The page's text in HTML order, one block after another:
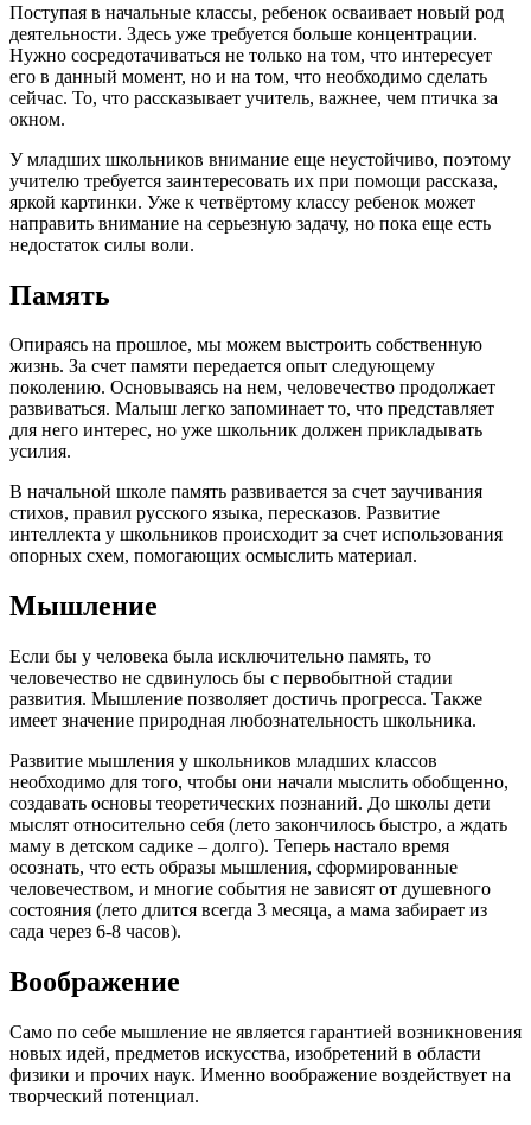
Поступая в начальные классы, ребенок осваивает новый род
деятельности. Здесь уже требуется больше концентрации.
Нужно сосредотачиваться не только на том, что интересует
его в данный момент, но и на том, что необходимо сделать
сейчас. То, что рассказывает учитель, важнее, чем птичка за
окном.
У младших школьников внимание еще неустойчиво, поэтому
учителю требуется заинтересовать их при помощи рассказа,
яркой картинки. Уже к четвёртому классу ребенок может
направить внимание на серьезную задачу, но пока еще есть
недостаток силы воли.
Память
Опираясь на прошлое, мы можем выстроить собственную
жизнь. За счет памяти передается опыт следующему
поколению. Основываясь на нем, человечество продолжает
развиваться. Малыш легко запоминает то, что представляет
для него интерес, но уже школьник должен прикладывать
усилия.
В начальной школе память развивается за счет заучивания
стихов, правил русского языка, пересказов. Развитие
интеллекта у школьников происходит за счет использования
опорных схем, помогающих осмыслить материал.
Мышление
Если бы у человека была исключительно память, то
человечество не сдвинулось бы с первобытной стадии
развития. Мышление позволяет достичь прогресса. Также
имеет значение природная любознательность школьника.
Развитие мышления у школьников младших классов
необходимо для того, чтобы они начали мыслить обобщенно,
создавать основы теоретических познаний. До школы дети
мыслят относительно себя (лето закончилось быстро, а ждать
маму в детском садике – долго). Теперь настало время
осознать, что есть образы мышления, сформированные
человечеством, и многие события не зависят от душевного
состояния (лето длится всегда 3 месяца, а мама забирает из
сада через 6-8 часов).
Воображение
Само по себе мышление не является гарантией возникновения
новых идей, предметов искусства, изобретений в области
физики и прочих наук. Именно воображение воздействует на
творческий потенциал.